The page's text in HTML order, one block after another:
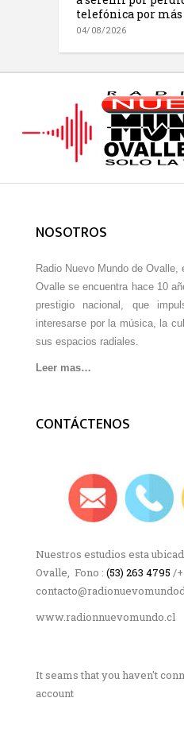
telefónica por más
04/08/2026
NOSOTROS
Radio Nuevo Mundo de
Ovalle se encuentra hace 10
prestigio nacional, que
interesarse por la música, la
sus espacios radiales.
Leer mas…
CONTÁCTENOS
Nuestros estudios esta
Ovalle, Fono : (53) 263 4795 /
www.radionnuevomundo.cl
It seams that you haven't
account